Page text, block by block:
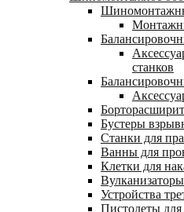
станков
Бустеры
Станки для
Ванны для
Клетки для
Вулканизаторы
Устройства
Пистолеты